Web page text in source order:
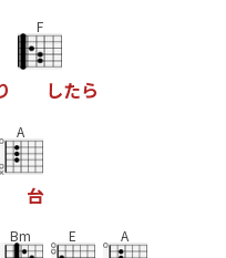
F
したら
A
台
Bm E A